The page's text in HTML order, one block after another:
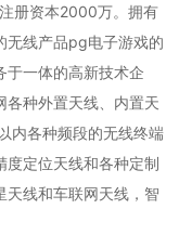
册资本2000万。拥有
无线产品pg电子游戏的
于一体的高新技术企
各种外置天线、内置天
内各种频段的无线终端
度定位天线和各种定制
天线和车联网天线，智